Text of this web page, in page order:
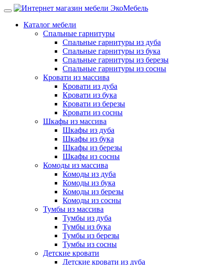
Каталог мебели
Спальные гарнитуры
Спальные гарнитуры из дуба
Спальные гарнитуры из бука
Спальные гарнитуры из березы
Спальные гарнитуры из сосны
Кровати из массива
Кровати из дуба
Кровати из бука
Кровати из березы
Кровати из сосны
Шкафы из массива
Шкафы из дуба
Шкафы из бука
Шкафы из березы
Шкафы из сосны
Комоды из массива
Комоды из дуба
Комоды из бука
Комоды из березы
Комоды из сосны
Тумбы из массива
Тумбы из дуба
Тумбы из бука
Тумбы из березы
Тумбы из сосны
Детские кровати
Детские кровати из дуба